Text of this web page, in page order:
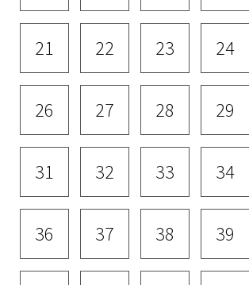
21 22 23 24
26 27 28 29
31 32 33 34
36 37 38 39